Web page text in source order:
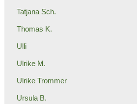
Tatjana Sch.
Thomas K.
Ulli
Ulrike M.
Ulrike Trommer
Ursula B.